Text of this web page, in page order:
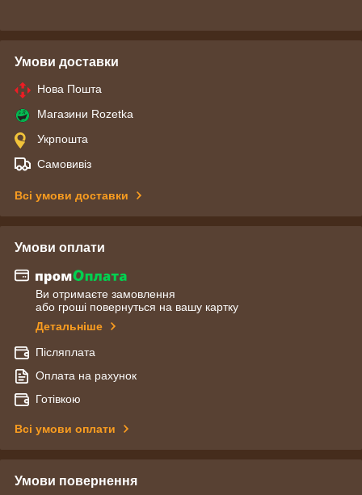
Умови доставки
Нова Пошта
Магазини Rozetka
Укрпошта
Самовивіз
Всі умови доставки
Умови оплати
Ви отримаєте замовлення
або гроші повернуться на вашу картку
Детальніше
Післяплата
Оплата на рахунок
Готівкою
Всі умови оплати
Умови повернення